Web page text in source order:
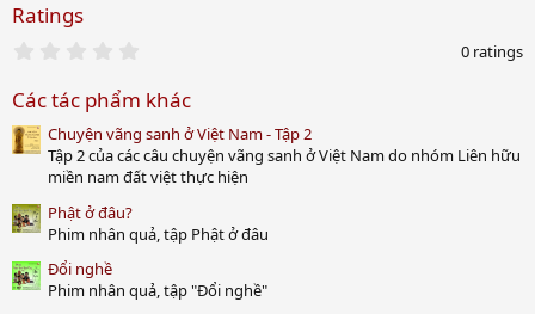
Ratings
0
t
a
r
(
)
0 ratings
Các tác phẩm khác
Chuyện vãng sanh ở Việt Nam - Tập 2
Tập 2 của các câu chuyện vãng sanh ở Việt Nam do nhóm Liên hữu
miền nam đất việt thực hiện
Phật ở đâu?
Phim nhân quả, tập Phật ở đâu
Đổi nghề
Phim nhân quả, tập "Đổi nghề"